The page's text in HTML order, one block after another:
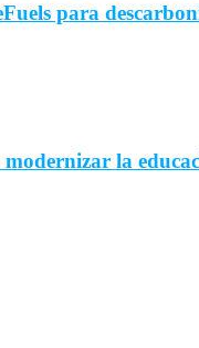
para
la